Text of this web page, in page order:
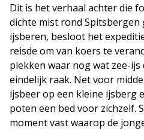
Dit is het verhaal achter die
dichte mist rond
ijsberen, besloot het
reisde om van koers te
plekken waar nog wat zee-ijs
eindelijk raak. Net voor
ijsbeer op een kleine ijsberg
poten een bed voor zichzelf.
moment vast waarop de